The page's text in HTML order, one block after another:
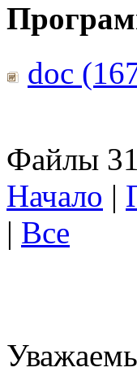
doc
Файлы
Начало |
| Все